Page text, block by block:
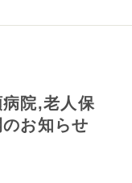
病院,老人保
お知らせ